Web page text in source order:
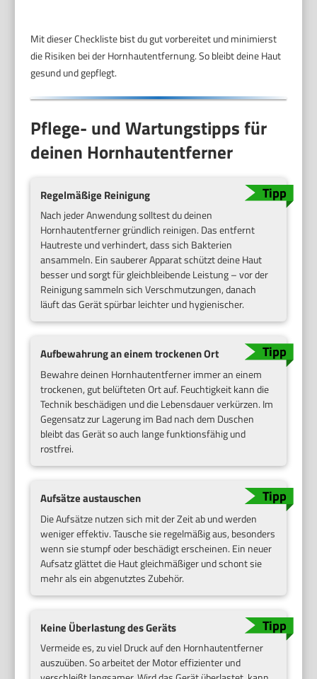
Mit dieser Checkliste bist du gut vorbereitet und minimierst
die Risiken bei der Hornhautentfernung. So bleibt deine Haut
gesund und gepflegt.
Pflege- und Wartungstipps für
deinen Hornhautentferner
Regelmäßige Reinigung
Nach jeder Anwendung solltest du deinen
Hornhautentferner gründlich reinigen. Das entfernt
Hautreste und verhindert, dass sich Bakterien
ansammeln. Ein sauberer Apparat schützt deine Haut
besser und sorgt für gleichbleibende Leistung – vor der
Reinigung sammeln sich Verschmutzungen, danach
läuft das Gerät spürbar leichter und hygienischer.
Aufbewahrung an einem trockenen Ort
Bewahre deinen Hornhautentferner immer an einem
trockenen, gut belüfteten Ort auf. Feuchtigkeit kann die
Technik beschädigen und die Lebensdauer verkürzen. Im
Gegensatz zur Lagerung im Bad nach dem Duschen
bleibt das Gerät so auch lange funktionsfähig und
rostfrei.
Aufsätze austauschen
Die Aufsätze nutzen sich mit der Zeit ab und werden
weniger effektiv. Tausche sie regelmäßig aus, besonders
wenn sie stumpf oder beschädigt erscheinen. Ein neuer
Aufsatz glättet die Haut gleichmäßiger und schont sie
mehr als ein abgenutztes Zubehör.
Keine Überlastung des Geräts
Vermeide es, zu viel Druck auf den Hornhautentferner
auszuüben. So arbeitet der Motor effizienter und